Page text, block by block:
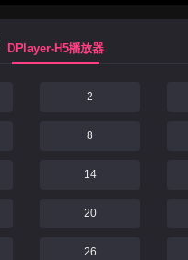
DPlayer-H5播放器
2
8
14
20
26